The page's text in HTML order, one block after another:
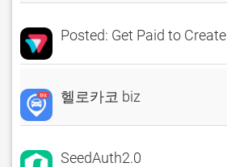
Posted: Get Paid to Create
헬로카코 biz
SeedAuth2.0